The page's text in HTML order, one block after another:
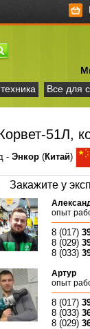
Все для
51Л,
- Энкор (Китай)
Закажите у
опыт
8 (017)
8 (029)
8 (033)
Артур
опыт
8 (017)
8 (033)
8 (029)